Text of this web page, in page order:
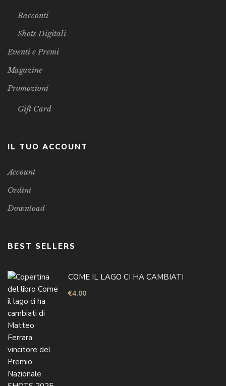
Racconti
Shots Digitali
Eventi e Premi
Magazine
Promozioni
Gift Card
IL TUO ACCOUNT
Account
Ordini
Download
BEST SELLERS
COME IL LAGO CI HA CAMBIATI
€4.00